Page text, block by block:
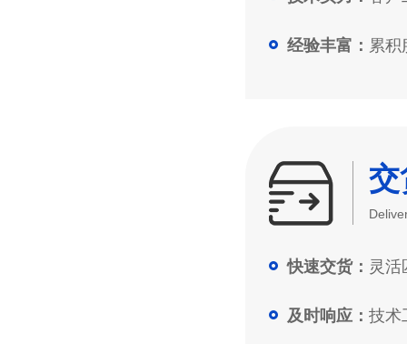
经验丰富： 累积
快速交货： 灵活
及时响应： 技术